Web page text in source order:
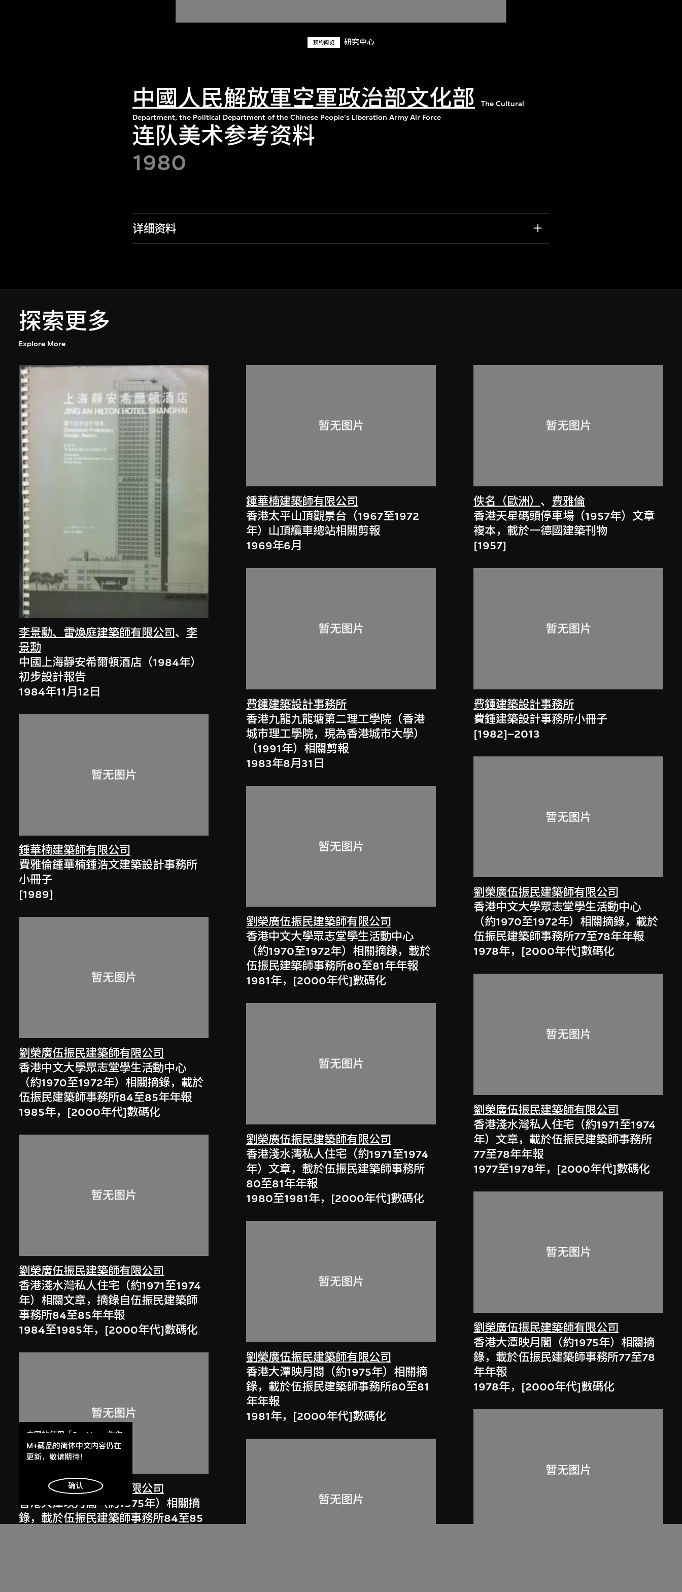
预约阅览 研究中心
中國人民解放軍空軍政治部文化部
The Cultural
Department, the Political Department of the Chinese People's Liberation Army Air Force
连队美术参考资料
1980
详细资料
探索更多
Explore More
李景勳、雷煥庭建築師有限公司、 李
景勳
中國上海靜安希爾頓酒店（1984年）
初步設計報告
1984年11月12日
鍾華楠建築師有限公司
費雅倫鍾華楠鍾浩文建築設計事務所
小冊子
[1989]
劉榮廣伍振民建築師有限公司
香港中文大學眾志堂學生活動中心
（約1970至1972年）相關摘錄，載於
伍振民建築師事務所84至85年年報
1985年，[2000年代]數碼化
劉榮廣伍振民建築師有限公司
香港淺水灣私人住宅（約1971至1974
年）相關文章，摘錄自伍振民建築師
事務所84至85年年報
1984至1985年，[2000年代]數碼化
劉榮廣伍振民建築師有限公司
香港大潭映月閣（約1975年）相關摘
錄，載於伍振民建築師事務所84至85
鍾華楠建築師有限公司
香港太平山頂觀景台（1967至1972
年）山頂纜車總站相關剪報
1969年6月
費鍾建築設計事務所
香港九龍九龍塘第二理工學院（香港
城市理工學院，現為香港城市大學）
（1991年）相關剪報
1983年8月31日
劉榮廣伍振民建築師有限公司
香港中文大學眾志堂學生活動中心
（約1970至1972年）相關摘錄，載於
伍振民建築師事務所80至81年年報
1981年，[2000年代]數碼化
劉榮廣伍振民建築師有限公司
香港淺水灣私人住宅（約1971至1974
年）文章，載於伍振民建築師事務所
80至81年年報
1980至1981年，[2000年代]數碼化
劉榮廣伍振民建築師有限公司
香港大潭映月閣（約1975年）相關摘
錄，載於伍振民建築師事務所80至81
年年報
1981年，[2000年代]數碼化
佚名（歐洲） 、 費雅倫
香港天星碼頭停車場（1957年）文章
複本，載於一德國建築刊物
[1957]
費鍾建築設計事務所
費鍾建築設計事務所小冊子
[1982]–2013
劉榮廣伍振民建築師有限公司
香港中文大學眾志堂學生活動中心
（約1970至1972年）相關摘錄，載於
伍振民建築師事務所77至78年年報
1978年，[2000年代]數碼化
劉榮廣伍振民建築師有限公司
香港淺水灣私人住宅（約1971至1974
年）文章，載於伍振民建築師事務所
77至78年年報
1977至1978年，[2000年代]數碼化
劉榮廣伍振民建築師有限公司
香港大潭映月閣（約1975年）相關摘
錄，載於伍振民建築師事務所77至78
年年報
1978年，[2000年代]數碼化
本网站使用「Cookies」为你
提供最好的网站体验。
了解更多
明白
M+藏品的简体中文内容仍在
更新，敬请期待！
确认